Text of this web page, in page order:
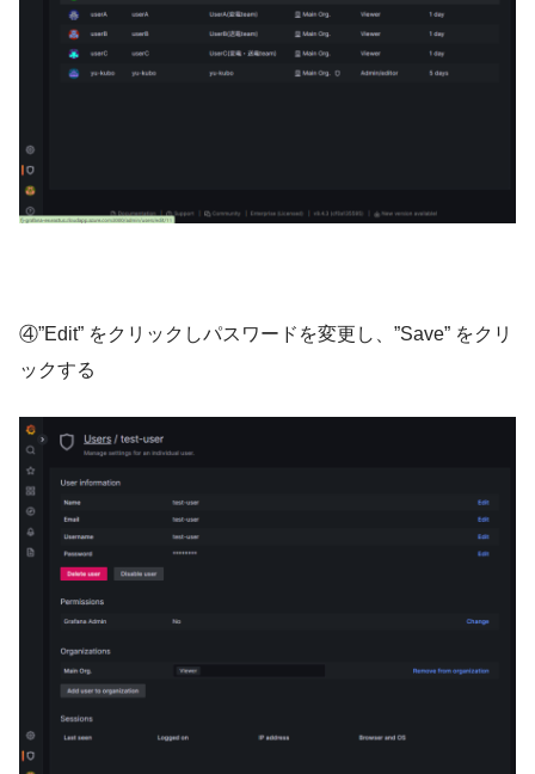
④”Edit” をクリックしパスワードを変更し、”Save” をクリ
ックする